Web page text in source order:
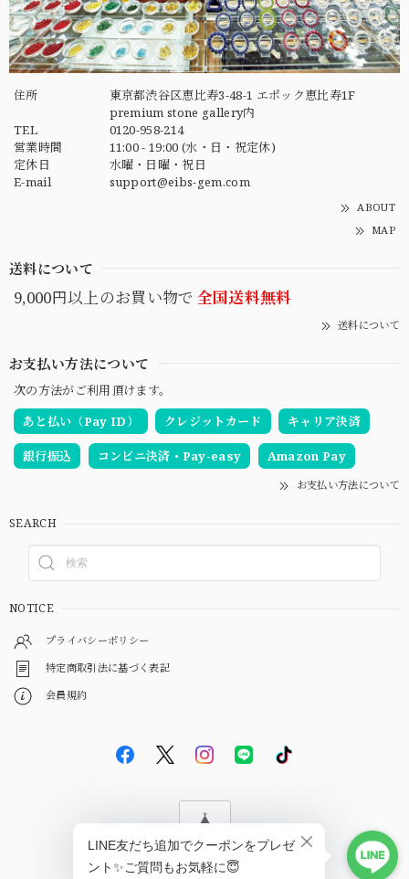
住所
東京都渋谷区恵比寿3-48-1 エポック恵比寿1F
premium stone gallery内
TEL
0120-958-214
営業時間
11:00 - 19:00 (水・日・祝定休)
定休日
水曜・日曜・祝日
E-mail
support@eibs-gem.com
ABOUT
MAP
送料について
9,000円以上のお買い物で 全国送料無料
送料について
お支払い方法について
次の方法がご利用頂けます。
あと払い（Pay ID）
クレジットカード キャリア決済
銀行振込 コンビニ決済・Pay-easy Amazon Pay
お支払い方法について
SEARCH
NOTICE
プライバシーポリシー
特定商取引法に基づく表記
会員規約
© EBiS GEM